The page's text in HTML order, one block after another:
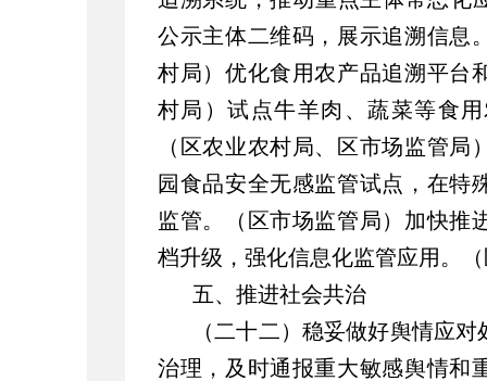
公示主体二维码，展示追溯信息
村局）优化食用农产品追溯平台
村局）试点牛羊肉、蔬菜等食
（区农业农村局、区市场监管
园食品安全无感监管试点，在特
监管。（区市场监管局）加快推
档升级，强化信息化监管应用。
五、推进社会共治
（二十二）稳妥做好舆情应
治理，及时通报重大敏感舆情和